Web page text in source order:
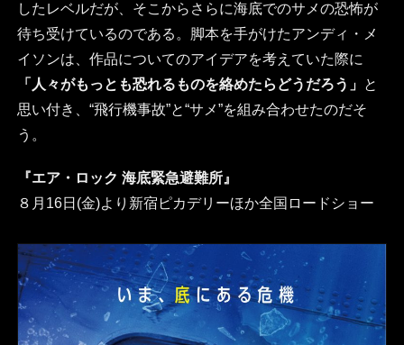
したレベルだが、そこからさらに海底でのサメの恐怖が
待ち受けているのである。脚本を手がけたアンディ・メ
イソンは、作品についてのアイデアを考えていた際に
「人々がもっとも恐れるものを絡めたらどうだろう」 と
思い付き、“飛行機事故”と“サメ”を組み合わせたのだそ
う。
『エア・ロック 海底緊急避難所』
８月16日(金)より新宿ピカデリーほか全国ロードショー